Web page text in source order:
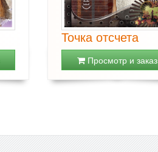
Точка отсчета
Просмотр и заказ